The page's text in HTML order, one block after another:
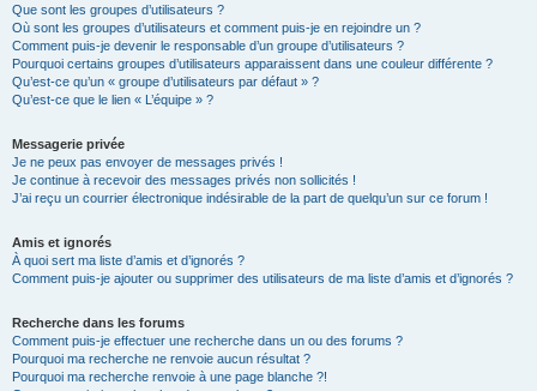
Que sont les groupes d’utilisateurs ?
Où sont les groupes d’utilisateurs et comment puis-je en rejoindre un ?
Comment puis-je devenir le responsable d’un groupe d’utilisateurs ?
Pourquoi certains groupes d’utilisateurs apparaissent dans une couleur différente ?
Qu’est-ce qu’un « groupe d’utilisateurs par défaut » ?
Qu’est-ce que le lien « L’équipe » ?
Messagerie privée
Je ne peux pas envoyer de messages privés !
Je continue à recevoir des messages privés non sollicités !
J’ai reçu un courrier électronique indésirable de la part de quelqu’un sur ce forum !
Amis et ignorés
À quoi sert ma liste d’amis et d’ignorés ?
Comment puis-je ajouter ou supprimer des utilisateurs de ma liste d’amis et d’ignorés ?
Recherche dans les forums
Comment puis-je effectuer une recherche dans un ou des forums ?
Pourquoi ma recherche ne renvoie aucun résultat ?
Pourquoi ma recherche renvoie à une page blanche ?!